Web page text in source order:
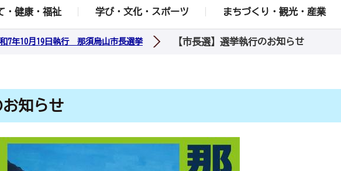
・健康・福祉 学び・文化・スポーツ まちづくり・観光・産業
7年10月19日執行 那須烏山市長選挙 【市長選】選挙執行のお知らせ
お知らせ